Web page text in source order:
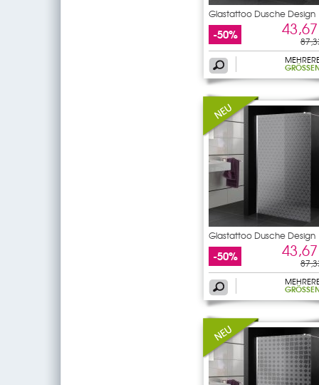
Glastattoo Dusche Design
-50%
GRÖSSEN
Glastattoo Dusche Design
-50%
GRÖSSEN